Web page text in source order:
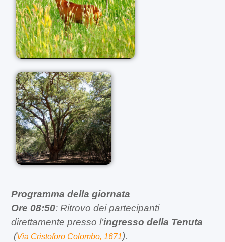
Programma della giornata
Ore 08:50: Ritrovo dei partecipanti
direttamente presso l’ingresso della Tenuta
(Via Cristoforo Colombo, 1671).